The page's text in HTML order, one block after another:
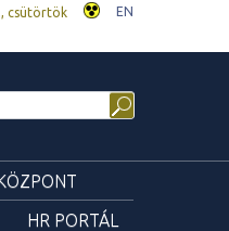
csütörtök EN
HR PORTÁL